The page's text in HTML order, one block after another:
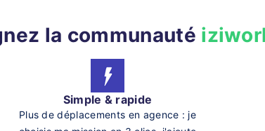
la communauté
Simple & rapide
Plus de déplacements en agence : je